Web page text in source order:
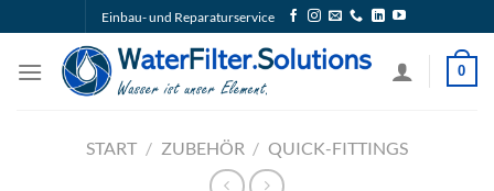
Inhalt
springen
Einbau- und Reparaturservice
0
START / ZUBEHÖR / QUICK-FITTINGS